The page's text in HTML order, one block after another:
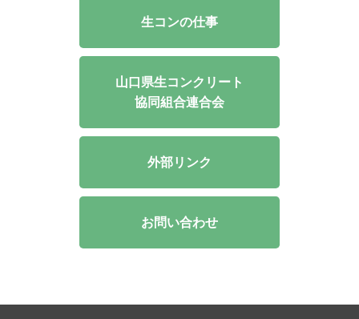
生コンの仕事
山口県生コンクリート
協同組合連合会
外部リンク
お問い合わせ